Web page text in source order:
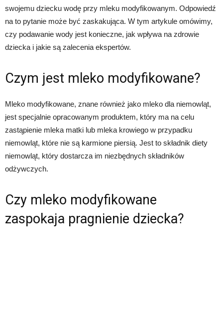
swojemu dziecku wodę przy mleku modyfikowanym. Odpowiedź
na to pytanie może być zaskakująca. W tym artykule omówimy,
czy podawanie wody jest konieczne, jak wpływa na zdrowie
dziecka i jakie są zalecenia ekspertów.
Czym jest mleko modyfikowane?
Mleko modyfikowane, znane również jako mleko dla niemowląt,
jest specjalnie opracowanym produktem, który ma na celu
zastąpienie mleka matki lub mleka krowiego w przypadku
niemowląt, które nie są karmione piersią. Jest to składnik diety
niemowląt, który dostarcza im niezbędnych składników
odżywczych.
Czy mleko modyfikowane
zaspokaja pragnienie dziecka?